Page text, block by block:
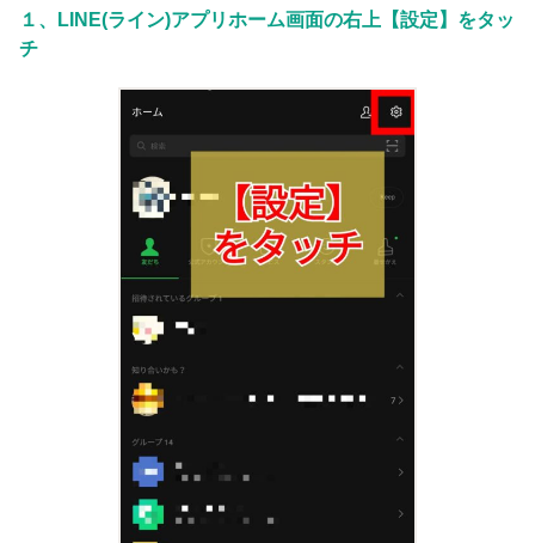
１、LINE(ライン)アプリホーム画面の右上【設定】をタッ
チ